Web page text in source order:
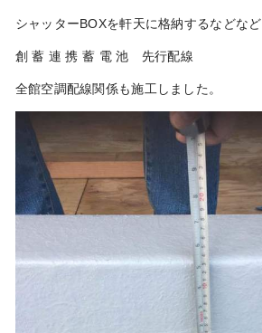
シャッターBOXを軒天に格納するなどなど
創 蓄 連 携 蓄 電 池 先行配線
全館空調配線関係も施工しました。